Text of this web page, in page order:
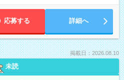
応募する 詳細へ
掲載日：2026.08.10
未読